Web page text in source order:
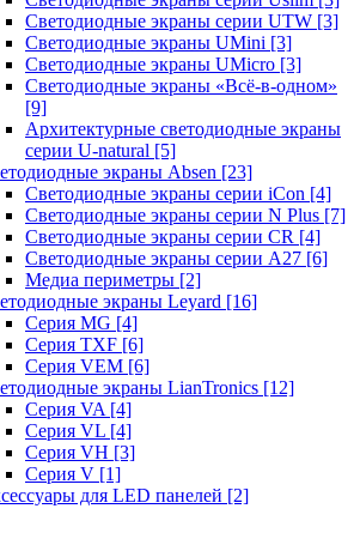
Светодиодные экраны серии UTW [3]
Светодиодные экраны UMini [3]
Светодиодные экраны UMicro [3]
Светодиодные экраны «Всё-в-одном»
[9]
Архитектурные светодиодные экраны
серии U-natural [5]
экраны Absen [23]
Светодиодные экраны серии iCon [4]
Светодиодные экраны серии N Plus [7]
Светодиодные экраны серии CR [4]
Светодиодные экраны серии А27 [6]
Медиа периметры [2]
экраны Leyard [16]
Серия MG [4]
Серия TXF [6]
Серия VEM [6]
экраны LianTronics [12]
Серия VA [4]
Серия VL [4]
Серия VH [3]
Серия V [1]
для LED панелей [2]